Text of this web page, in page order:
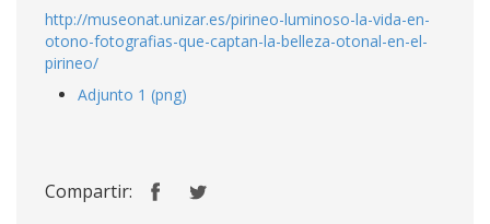
http://museonat.unizar.es/pirineo-luminoso-la-vida-en-
otono-fotografias-que-captan-la-belleza-otonal-en-el-
pirineo/
Adjunto 1 (png)
Compartir: